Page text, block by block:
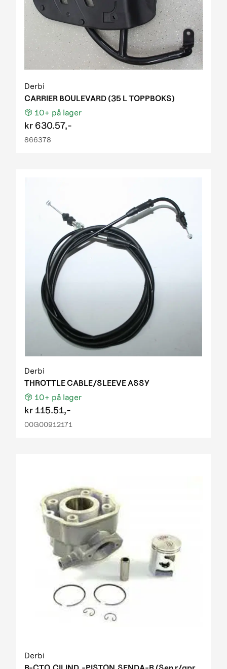
Derbi
CARRIER BOULEVARD (35 L TOPPBOKS)
10+ på lager
kr 630.57,-
866378
Derbi
THROTTLE CABLE/SLEEVE ASSY
10+ på lager
kr 115.51,-
00G00912171
Derbi